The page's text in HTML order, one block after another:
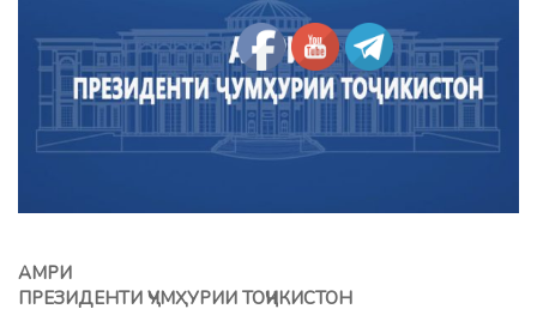
АМРИ
ПРЕЗИДЕНТИ ҶУМҲУРИИ ТОҶИКИСТОН